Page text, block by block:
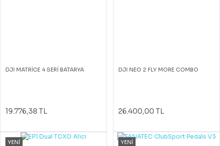
DJI MATRİCE 4 SERİ BATARYA
19.776,38 TL
DJI NEO 2 FLY MORE COMBO
26.400,00 TL
YENİ YENİ